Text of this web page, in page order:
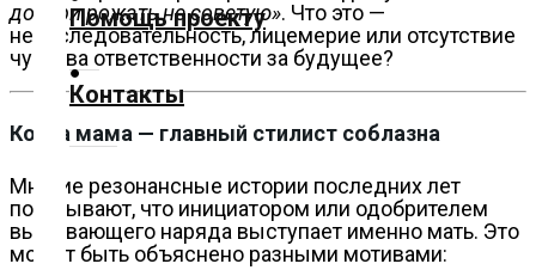
Блокчейн
О
нас
Помощь
проекту
Помощь проекту
Контакты
дочери рожать не советую». Что это —
непоследовательность, лицемерие или отсутствие
чувства ответственности за будущее?
Когда мама — главный стилист соблазна
Многие резонансные истории последних лет
показывают, что инициатором или одобрителем
вызывающего наряда выступает именно мать. Это
может быть объяснено разными мотивами: